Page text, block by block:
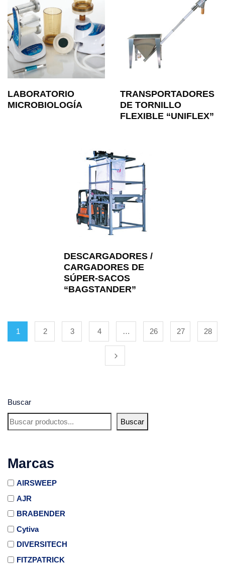
Buscar
Buscar
Marcas
AIRSWEEP
AJR
BRABENDER
Cytiva
DIVERSITECH
FITZPATRICK
LABORATORIO
MICROBIOLOGÍA
TRANSPORTADORES
DE TORNILLO
FLEXIBLE “UNIFLEX”
DESCARGADORES /
CARGADORES DE
SÚPER-SACOS
“BAGSTANDER”
1 2 3 4 … 26 27 28